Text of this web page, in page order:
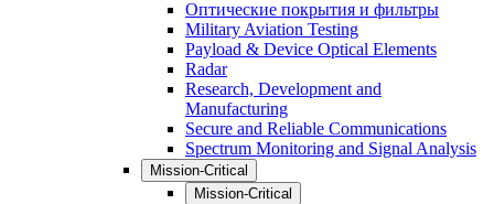
Оптические покрытия и фильтры
Military Aviation Testing
Payload & Device Optical Elements
Radar
Research, Development and
Manufacturing
Secure and Reliable Communications
Spectrum Monitoring and Signal Analysis
Mission-Critical
Mission-Critical